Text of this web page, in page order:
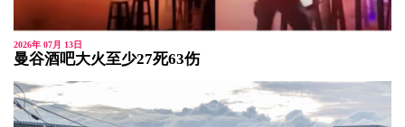
2026年 07月 13日
曼谷酒吧大火至少27死63伤